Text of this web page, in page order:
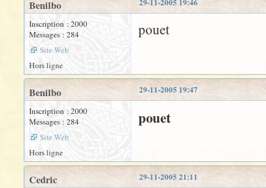
29-11-2005 19:46
Benilbo
Inscription : 2000
Messages : 284
Site Web
pouet
Hors ligne
29-11-2005 19:47
Benilbo
Inscription : 2000
Messages : 284
Site Web
pouet
Hors ligne
29-11-2005 21:11
Cedric